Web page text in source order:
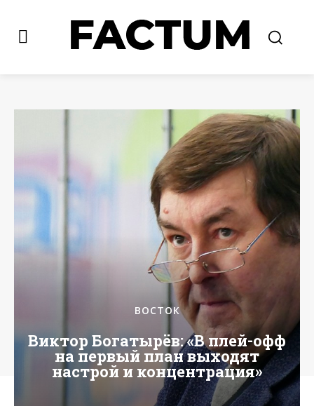
ВОСТОК
Виктор Богатырёв: «В плей-офф
на первый план выходят
настрой и концентрация»